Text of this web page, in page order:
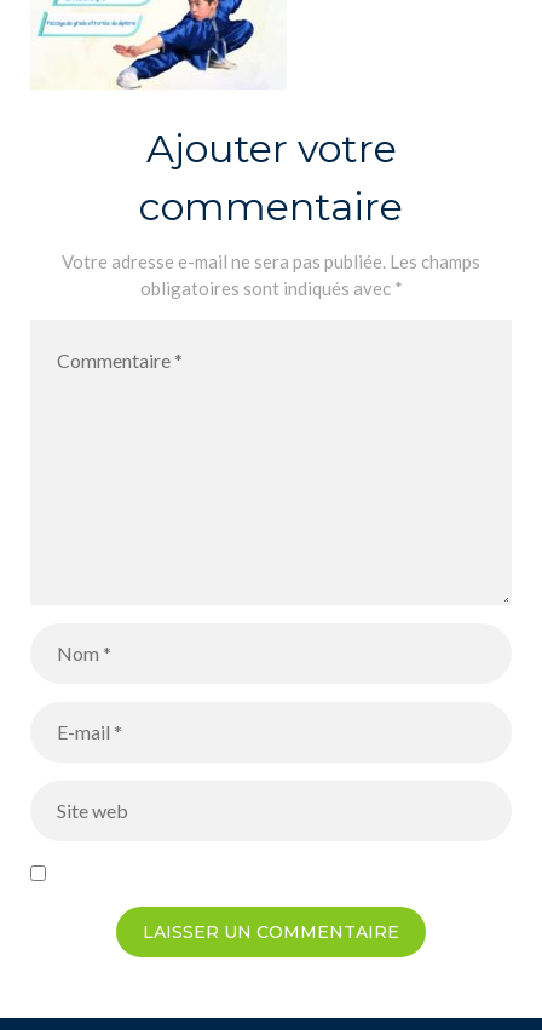
Ajouter votre
commentaire
Votre adresse e-mail ne sera pas publiée. Les champs
obligatoires sont indiqués avec *